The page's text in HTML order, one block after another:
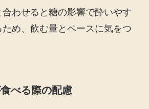
わせると糖の影響で酔いやす
ため、飲む量とペースに気をつ
べる際の配慮